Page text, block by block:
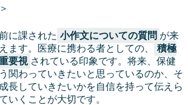
に課された 小作文についての質問 が来
ます。医療に携わる者としての、
積極
要視 されている印象です。将来、保健
関わっていきたいと思っているのか、そ
長していきたいかを自信を持って伝えら
いくことが大切です。